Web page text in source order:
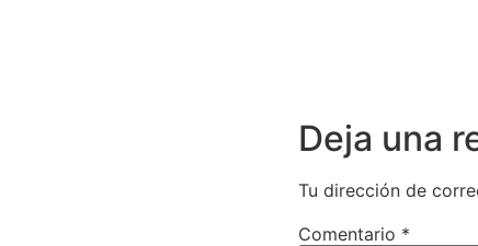
Deja una
Tu dirección de
Comentario *